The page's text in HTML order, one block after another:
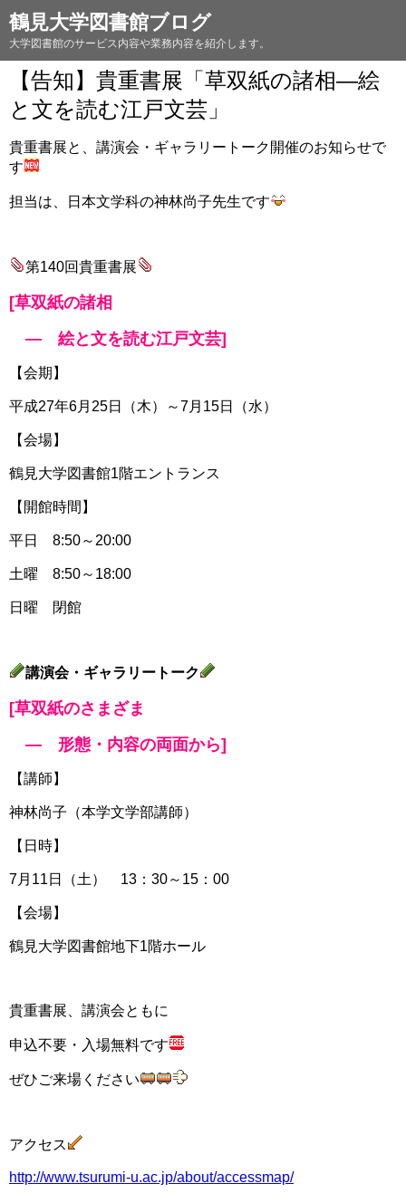
鶴見大学図書館ブログ
大学図書館のサービス内容や業務内容を紹介します。
【告知】貴重書展「草双紙の諸相―絵
と文を読む江戸文芸」
貴重書展と、講演会・ギャラリートーク開催のお知らせで
す
担当は、日本文学科の神林尚子先生です
第140回貴重書展
[草双紙の諸相
― 絵と文を読む江戸文芸]
【会期】
平成27年6月25日（木）～7月15日（水）
【会場】
鶴見大学図書館1階エントランス
【開館時間】
平日 8:50～20:00
土曜 8:50～18:00
日曜 閉館
講演会・ギャラリートーク
[草双紙のさまざま
― 形態・内容の両面から]
【講師】
神林尚子（本学文学部講師）
【日時】
7月11日（土） 13：30～15：00
【会場】
鶴見大学図書館地下1階ホール
貴重書展、講演会ともに
申込不要・入場無料です
ぜひご来場ください
アクセス
http://www.tsurumi-u.ac.jp/about/accessmap/